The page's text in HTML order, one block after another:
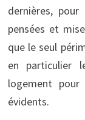
dernières,
pensées et
que le seul
en particulier
logement
évidents.